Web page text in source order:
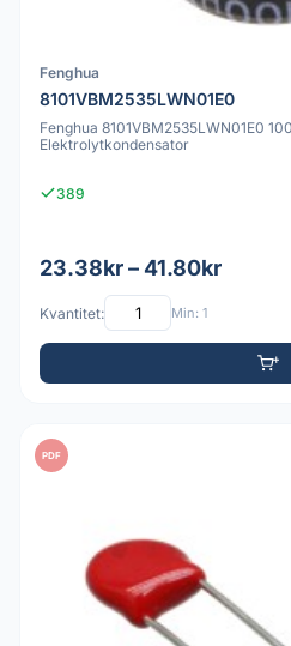
Fenghua
8101VBM2535LWN01E0
Fenghua 8101VBM2535LWN01E0
Elektrolytkondensator
389
23.38kr – 41.80kr
Kvantitet: Min: 1
PDF